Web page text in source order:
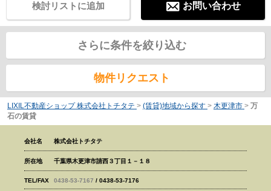
お問い合わせ
検討リストに追加
さらに条件を絞り込む
物件リクエスト
LIXIL不動産ショップ 株式会社トチタテ > (賃貸)地域から探す > 木更津市 > 万
石の賃貸
会社名 株式会社トチタテ
所在地 千葉県木更津市請西３丁目１－１８
TEL/FAX 0438-53-7167 / 0438-53-7176